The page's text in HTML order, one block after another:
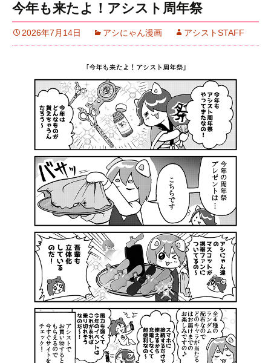
今年も来たよ！アシスト周年祭
2026年7月14日 アシにゃん漫画 アシストSTAFF